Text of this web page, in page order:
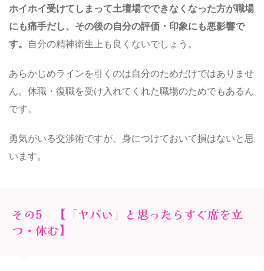
ホイホイ受けてしまって土壇場でできなくなった方が職場
にも痛手だし、その後の自分の評価・印象にも悪影響で
す。 自分の精神衛生上も良くないでしょう。
あらかじめラインを引くのは自分のためだけではありませ
ん。休職・復職を受け入れてくれた職場のためでもあるん
です。
勇気がいる交渉術ですが、身につけておいて損はないと思
います。
その5 【「ヤバい」と思ったらすぐ席を立
つ・休む】